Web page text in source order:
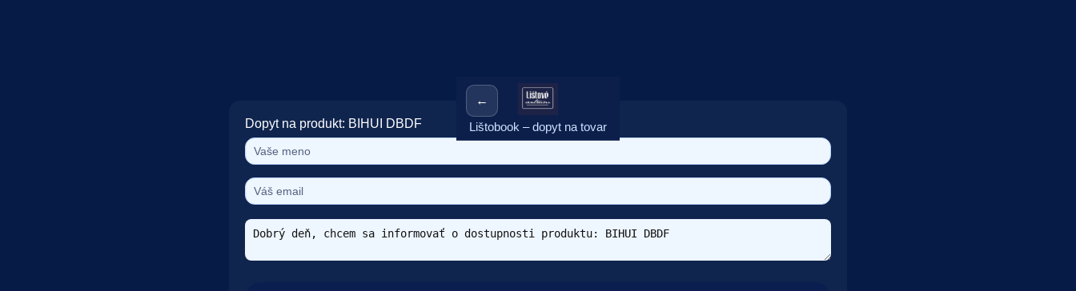
←
Lištobook – dopyt na tovar
Dopyt na produkt: BIHUI DBDF